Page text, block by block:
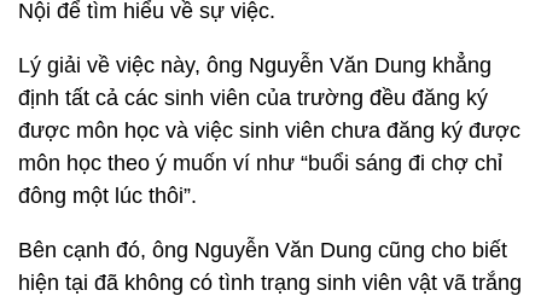
Nội để tìm hiểu về sự việc.
Lý giải về việc này, ông Nguyễn Văn Dung khẳng
định tất cả các sinh viên của trường đều đăng ký
được môn học và việc sinh viên chưa đăng ký được
môn học theo ý muốn ví như “buổi sáng đi chợ chỉ
đông một lúc thôi”.
Bên cạnh đó, ông Nguyễn Văn Dung cũng cho biết
hiện tại đã không có tình trạng sinh viên vật vã trắng